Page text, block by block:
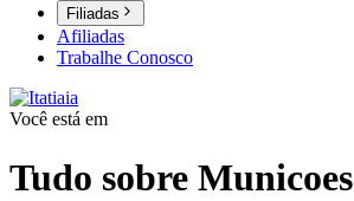
Filiadas
Afiliadas
Trabalhe Conosco
Você está em
Tudo sobre Municoes